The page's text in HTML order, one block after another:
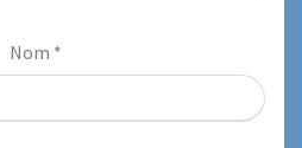
Nom *